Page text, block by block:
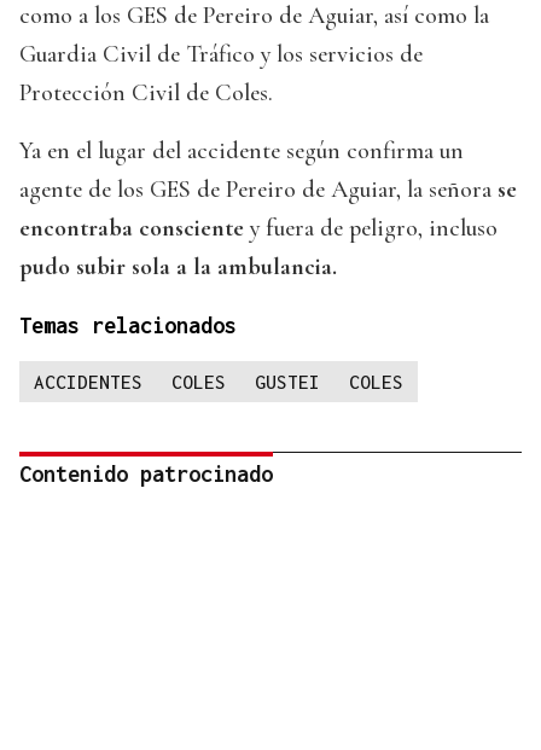
como a los GES de Pereiro de Aguiar, así como la
Guardia Civil de Tráfico y los servicios de
Protección Civil de Coles.
Ya en el lugar del accidente según confirma un
agente de los GES de Pereiro de Aguiar, la señora se
encontraba consciente y fuera de peligro, incluso
pudo subir sola a la ambulancia.
Temas relacionados
ACCIDENTES COLES GUSTEI COLES
Contenido patrocinado